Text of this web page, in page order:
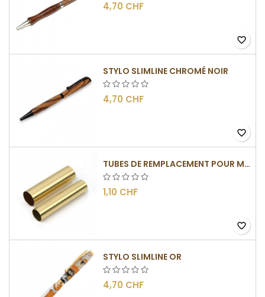
4,70 CHF
favorite_border
STYLO SLIMLINE CHROMÉ NOIR
4,70 CHF
favorite_border
TUBES DE REMPLACEMENT POUR MÉCANISMES SLIMLINE
1,10 CHF
favorite_border
STYLO SLIMLINE OR
4,70 CHF